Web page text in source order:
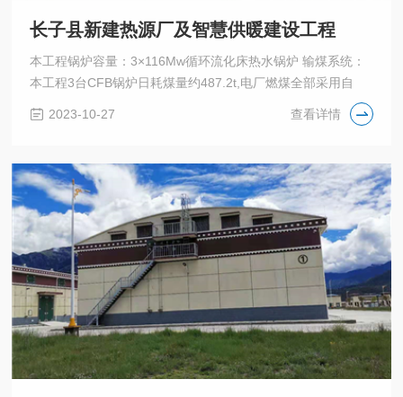
长子县新建热源厂及智慧供暖建设工程
本工程锅炉容量：3×116Mw循环流化床热水锅炉 输煤系统：
本工程3台CFB锅炉日耗煤量约487.2t,电厂燃煤全部采用自
2023-10-27 查看详情